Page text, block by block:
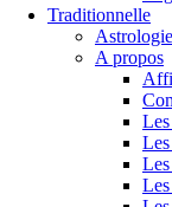
Traditionnelle
A propos
Les
Les